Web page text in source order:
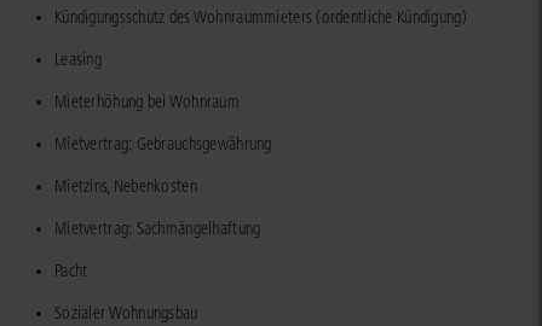
Kündigungsschutz des Wohnraummieters (ordentliche Kündigung)
Leasing
Mieterhöhung bei Wohnraum
Mietvertrag: Gebrauchsgewährung
Mietzins, Nebenkosten
Mietvertrag: Sachmängelhaftung
Pacht
Sozialer Wohnungsbau